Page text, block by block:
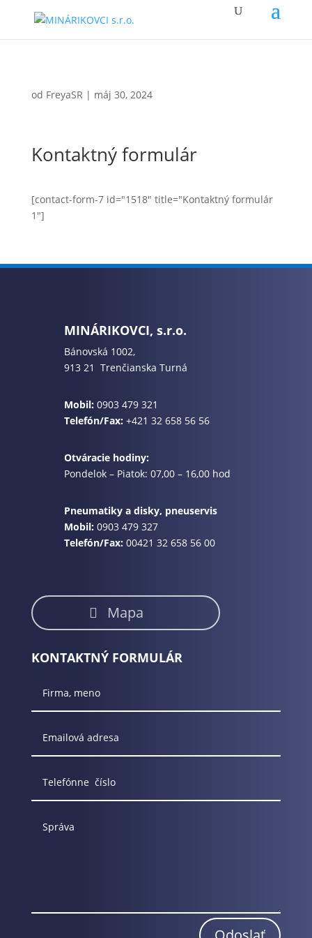
od FreyaSR | máj 30, 2024
Kontaktný formulár
[contact-form-7 id="1518" title="Kontaktný formulár
1"]
MINÁRIKOVCI, s.r.o.
Bánovská 1002,
913 21 Trenčianska Turná
Mobil: 0903 479 321
Telefón/Fax:+421 32 658 56 56
Otváracie hodiny:
Pondelok – Piatok: 07,00 – 16,00 hod
Pneumatiky a disky, pneuservis
Mobil: 0903 479 327
Telefón/Fax:00421 32 658 56 00
Mapa
KONTAKTNÝ FORMULÁR